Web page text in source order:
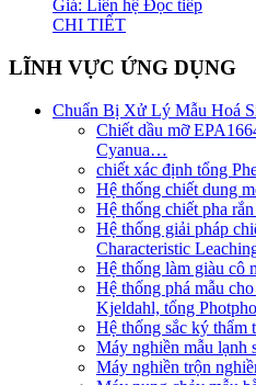
Giá: Liên hệ Đọc tiếp
CHI TIẾT
LĨNH VỰC ỨNG DỤNG
Chuẩn Bị Xử Lý Mẫu Hoá
Chiết dầu mỡ
Cyanua…
chiết xác định tổng
Hệ thống chiết dung
Hệ thống chiết pha
Hệ thống giải pháp
Characteristic
Hệ thống làm giàu cô
Hệ thống phá mẫu
Kjeldahl, tổng
Hệ thống sắc ký thẩm
Máy nghiền mẫu lạnh
Máy nghiền trộn